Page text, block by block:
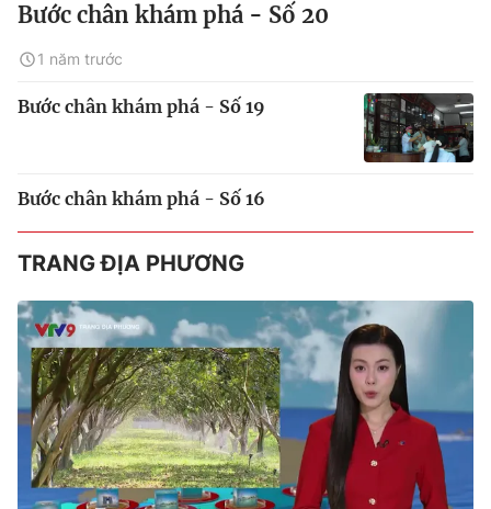
Bước chân khám phá - Số 20
1 năm trước
Bước chân khám phá - Số 19
Bước chân khám phá - Số 16
TRANG ĐỊA PHƯƠNG